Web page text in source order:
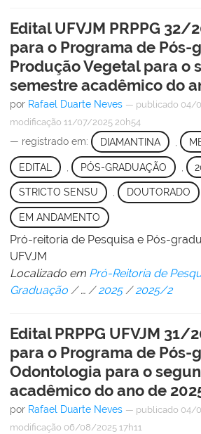
Edital UFVJM PRPPG 32/
para o Programa de Pós-
Produção Vegetal para o
semestre acadêmico do
por Rafael Duarte Neves — publicado 04/
modificação 11/07/2025 20h54
— registrado em: DIAMANTINA
EDITAL PÓS-GRADUAÇÃO
STRICTO SENSU , DOUTORADO
EM ANDAMENTO
Pró-reitoria de Pesquisa e Pós-
UFVJM
Localizado em Pró-Reitoria de
Graduação /… /2025 /2025/2
Edital PRPPG UFVJM 31/
para o Programa de Pós-
Odontologia para o
acadêmico do ano de
por Rafael Duarte Neves — publicado 04/
modificação 06/08/2025 17h11